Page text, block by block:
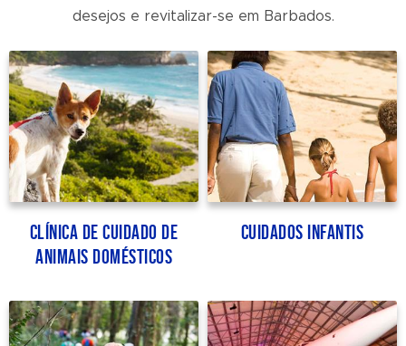
desejos e revitalizar-se em Barbados.
Clínica de cuidado de
animais domésticos
Cuidados infantis